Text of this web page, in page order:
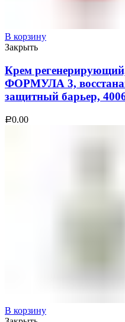
В корзину
Закрыть
Крем
ФОРМУЛА 3,
защитный барьер,
Р0.00
В корзину